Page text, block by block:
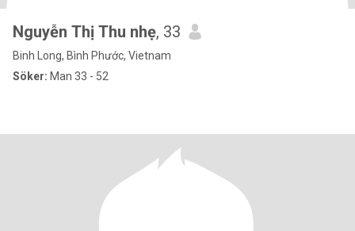
Nguyễn Thị Thu nhẹ, 33
Binh Long, Bình Phước, Vietnam
Söker: Man 33 - 52